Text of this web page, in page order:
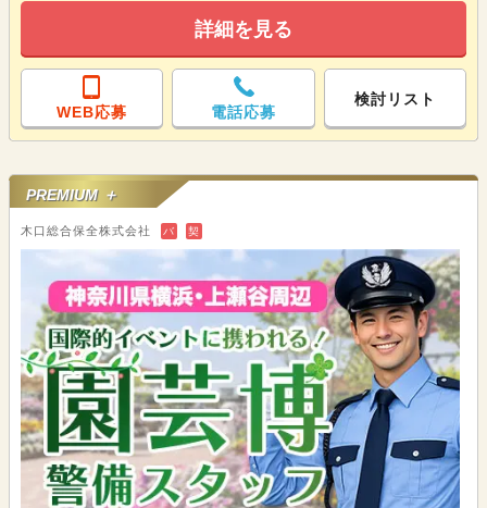
詳細を見る
WEB応募 電話応募
検討リスト
PREMIUM ＋
木口総合保全株式会社 バ 契